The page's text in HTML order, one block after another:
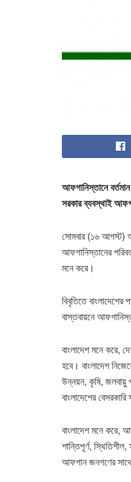
আফগানিস্তানে
সরকার ব্যবস্থাই
সোমবার (১৬ আগস্ট)
আফগানিস্তানের
মনে করে।
বিবৃতিতে বাংলাদেশের
বাস্তবায়নে
বাংলাদেশ মনে করে,
হবে। বাংলাদেশ
উন্নয়ন, কৃষি, জলবায়ু
বাংলাদেশের
বাংলাদেশ মনে করে,
শান্তিপূর্ণ,
আফগান জনগণের